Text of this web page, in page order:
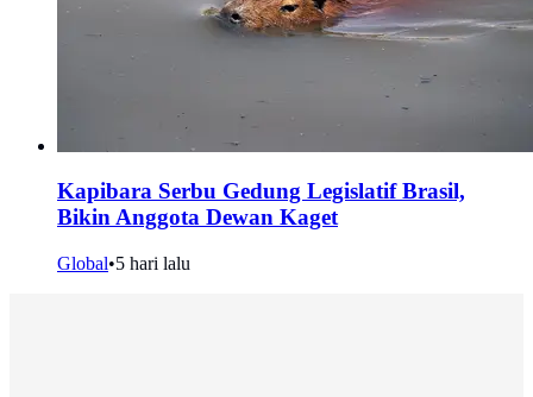
Kapibara Serbu Gedung Legislatif Brasil,
Bikin Anggota Dewan Kaget
Global•5 hari lalu